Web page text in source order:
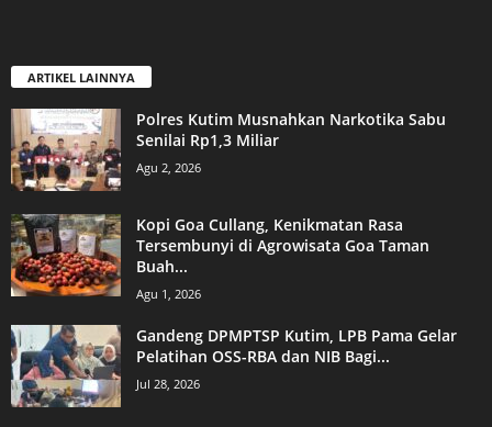
ARTIKEL LAINNYA
Polres Kutim Musnahkan Narkotika Sabu
Senilai Rp1,3 Miliar
Agu 2, 2026
Kopi Goa Cullang, Kenikmatan Rasa
Tersembunyi di Agrowisata Goa Taman
Buah...
Agu 1, 2026
Gandeng DPMPTSP Kutim, LPB Pama Gelar
Pelatihan OSS-RBA dan NIB Bagi...
Jul 28, 2026